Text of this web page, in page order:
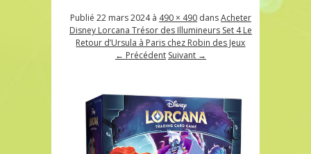
Publié 22 mars 2024à 490 × 490dansAcheter
Disney Lorcana Trésor des Illumineurs Set 4 Le
Retour d’Ursula à Paris chez Robin des Jeux
← Précédent Suivant →